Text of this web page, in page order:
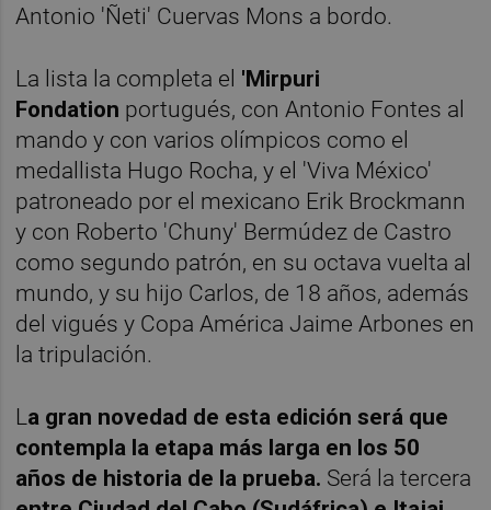
Antonio 'Ñeti' Cuervas Mons a bordo.
La lista la completa el 'Mirpuri
Fondation portugués, con Antonio Fontes al
mando y con varios olímpicos como el
medallista Hugo Rocha, y el 'Viva México'
patroneado por el mexicano Erik Brockmann
y con Roberto 'Chuny' Bermúdez de Castro
como segundo patrón, en su octava vuelta al
mundo, y su hijo Carlos, de 18 años, además
del vigués y Copa América Jaime Arbones en
la tripulación.
La gran novedad de esta edición será que
contempla la etapa más larga en los 50
años de historia de la prueba. Será la tercera